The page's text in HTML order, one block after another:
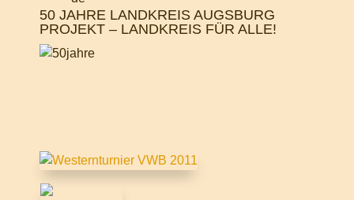
50 JAHRE LANDKREIS AUGSBURG
PROJEKT – LANDKREIS FÜR ALLE!